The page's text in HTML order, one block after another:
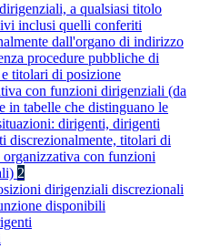
a qualsiasi titolo
inclusi quelli conferiti
dall'organo di indirizzo
procedure pubbliche di
e titolari di posizione
con funzioni dirigenziali (da
in tabelle che distinguano le
dirigenti, dirigenti
discrezionalmente, titolari di
organizzativa con funzioni
2
dirigenziali discrezionali
disponibili